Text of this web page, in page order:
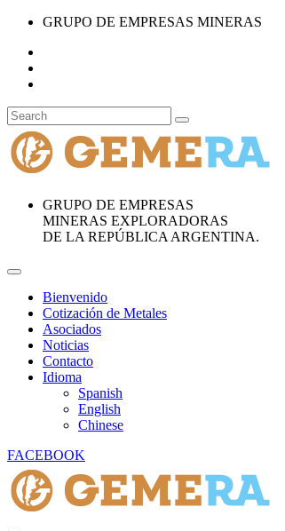
GRUPO DE EMPRESAS MINERAS
GRUPO DE EMPRESAS
MINERAS EXPLORADORAS
DE LA REPÚBLICA ARGENTINA.
Bienvenido
Cotización de Metales
Asociados
Noticias
Contacto
Idioma
Spanish
English
Chinese
FACEBOOK